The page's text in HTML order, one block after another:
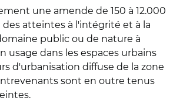
une amende de 150 à 12.000
atteintes à l'intégrité et à la
public ou de nature à
usage dans les espaces urbains
d'urbanisation diffuse de la zone
sont en outre tenus